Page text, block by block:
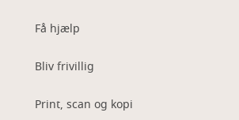
Få hjælp
Bliv frivillig
Print, scan og kopi